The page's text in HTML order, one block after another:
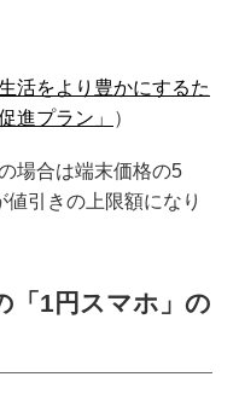
活をより豊かにするた
進プラン」
）
場合は端末価格の5
引きの上限額になり
「1円スマホ」の